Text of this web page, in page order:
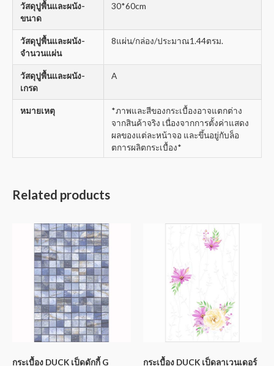
วัสดุปูพื้นและผนัง-
ขนาด
30*60cm
วัสดุปูพื้นและผนัง-
จำนวนแผ่น
8แผ่น/กล่อง/ประมาณ1.44ตรม.
วัสดุปูพื้นและผนัง-
เกรด
A
หมายเหตุ
*ภาพและสีของกระเบื้องอาจแตกต่าง
จากสินค้าจริง เนื่องจากการตั้งค่าแสดง
ผลของแต่ละหน้าจอ และขึ้นอยู่กับล็อ
ตการผลิตกระเบื้อง*
Related products
กระเบื้อง DUCK เป็ดดักกี้ G กระเบื้อง DUCK เป็ดลาเวนเดอร์